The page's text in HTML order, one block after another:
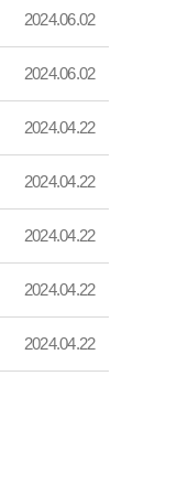
2024.06.02
2024.06.02
2024.04.22
2024.04.22
2024.04.22
2024.04.22
2024.04.22